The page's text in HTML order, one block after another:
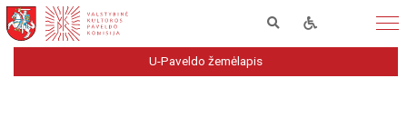
U-Paveldo žemėlapis